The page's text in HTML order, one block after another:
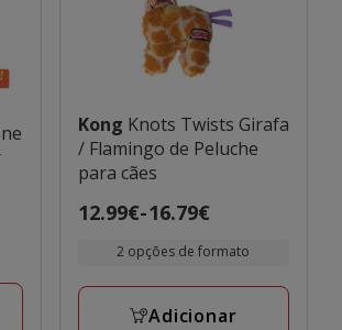
Kong Knots Twists Girafa
/ Flamingo de Peluche
para cães
Preço
12.99€
a
16.79€
12.99€-16.79€
2 opções de formato
Adicionar